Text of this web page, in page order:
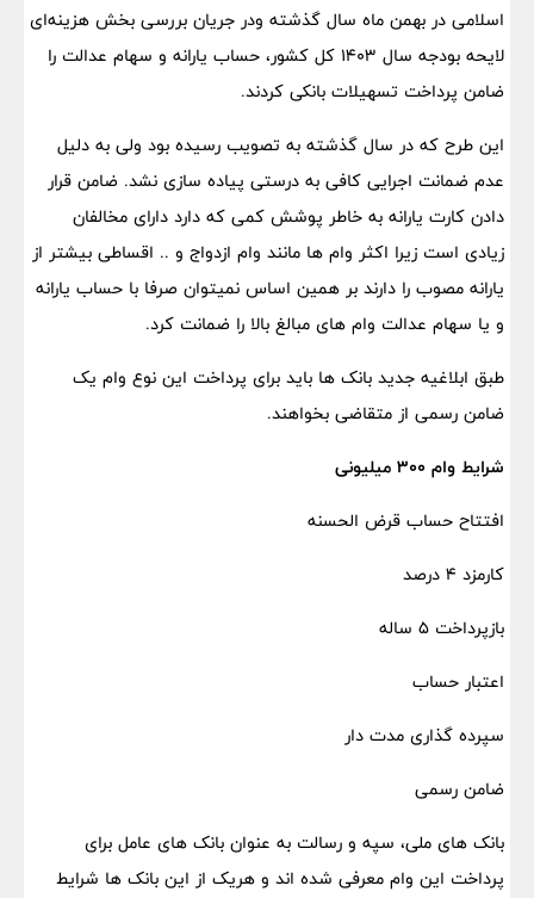
اسلامی در بهمن ماه سال گذشته ودر جریان بررسی بخش هزینه‌ای
لایحه بودجه سال ۱۴۰۳ کل کشور، حساب یارانه و سهام عدالت را
ضامن پرداخت تسهیلات بانکی کردند.
این طرح که در سال گذشته به تصویب رسیده بود ولی به دلیل
عدم ضمانت اجرایی کافی به درستی پیاده سازی نشد. ضامن قرار
دادن کارت یارانه به خاطر پوشش کمی که دارد دارای مخالفان
زیادی است زیرا اکثر وام ها مانند وام ازدواج و .. اقساطی بیشتر از
یارانه مصوب را دارند بر همین اساس نمیتوان صرفا با حساب یارانه
و یا سهام عدالت وام های مبالغ بالا را ضمانت کرد.
طبق ابلاغیه جدید بانک ها باید برای پرداخت این نوع وام یک
ضامن رسمی از متقاضی بخواهند.
شرایط وام ۳۰۰ میلیونی
افتتاح حساب قرض الحسنه
کارمزد ۴ درصد
بازپرداخت ۵ ساله
اعتبار حساب
سپرده گذاری مدت دار
ضامن رسمی
بانک های ملی، سپه و رسالت به عنوان بانک های عامل برای
پرداخت این وام معرفی شده اند و هریک از این بانک ها شرایط